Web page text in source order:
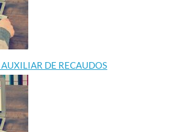
DE RECAUDOS